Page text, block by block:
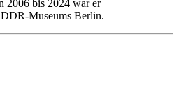
2006 bis 2024 war er
Museums Berlin.